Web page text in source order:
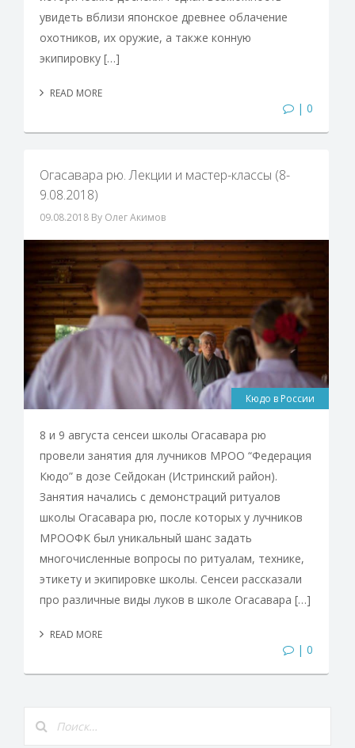
увидеть вблизи японское древнее облачение
охотников, их оружие, а также конную
экипировку […]
READ MORE
| 0
Огасавара рю. Лекции и мастер-классы (8-
9.08.2018)
09.08.2018 By Олег Акимов
Кюдо в России
8 и 9 августа сенсеи школы Огасавара рю
провели занятия для лучников МРОО “Федерация
Кюдо” в дозе Сейдокан (Истринский район).
Занятия начались с демонстраций ритуалов
школы Огасавара рю, после которых у лучников
МРООФК был уникальный шанс задать
многочисленные вопросы по ритуалам, технике,
этикету и экипировке школы. Сенсеи рассказали
про различные виды луков в школе Огасавара […]
READ MORE
| 0